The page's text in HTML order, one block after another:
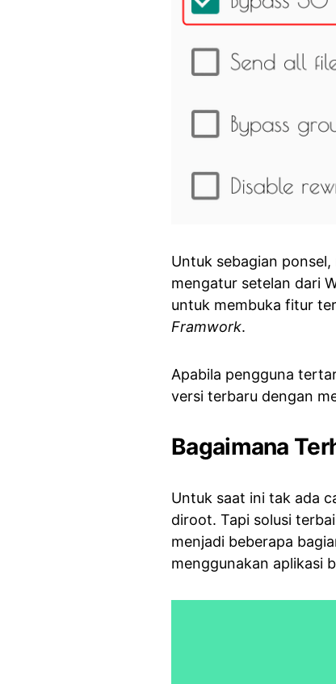
Untuk sebagian
mengatur setelan dari
untuk membuka fitur
Framwork.
Apabila pengguna
versi terbaru dengan
Bagaimana
Untuk saat ini tak ada
diroot. Tapi solusi
menjadi beberapa
menggunakan aplikasi